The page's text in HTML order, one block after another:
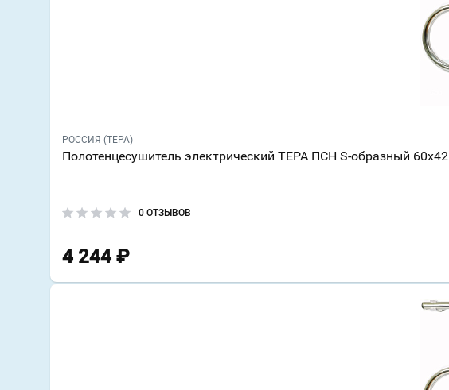
РОССИЯ (ТЕРА)
Полотенцесушитель электрический ТЕРА ПСН S-образный 60х42
0 ОТЗЫВОВ
4 244 ₽